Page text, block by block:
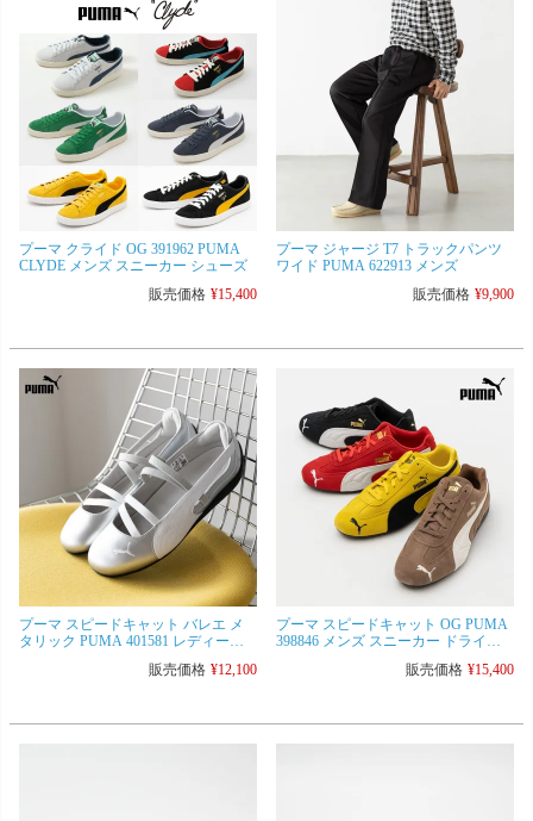
プーマ クライド OG 391962 PUMA
CLYDE メンズ スニーカー シューズ
販売価格 ¥15,400
プーマ ジャージ T7 トラックパンツ
ワイド PUMA 622913 メンズ
販売価格 ¥9,900
プーマ スピードキャット バレエ メ
タリック PUMA 401581 レディース
販売価格 ¥12,100
プーマ スピードキャット OG PUMA
398846 メンズ スニーカー ドライビ
販売価格 ¥15,400